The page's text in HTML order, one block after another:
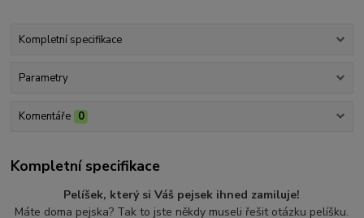
Kompletní specifikace
Parametry
Komentáře 0
Kompletní specifikace
Pelíšek, který si Váš pejsek ihned zamiluje!
Máte doma pejska? Tak to jste někdy museli řešit otázku pelíšku.